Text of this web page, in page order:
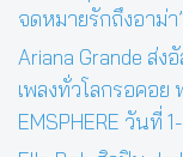
จดหมายรักถึงอาม่
Ariana Grande ส่
เพลงทั่วโลกรอคอ
EMSPHERE วันที่